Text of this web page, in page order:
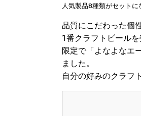
人気製品8種類がセット
品質にこだわった個
1番クラフトビール
限定で「よなよなエ
ました。
自分の好みのクラフ